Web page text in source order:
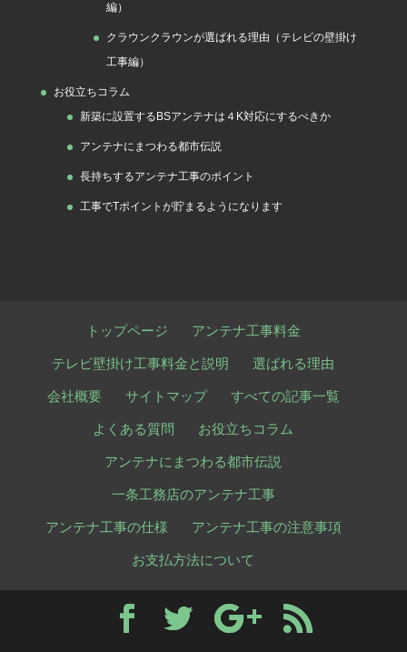
編）
クラウンクラウンが選ばれる理由（テレビの壁掛け
工事編）
お役立ちコラム
新築に設置するBSアンテナは４K対応にするべきか
アンテナにまつわる都市伝説
長持ちするアンテナ工事のポイント
工事でTポイントが貯まるようになります
トップページ アンテナ工事料金
テレビ壁掛け工事料金と説明 選ばれる理由
会社概要 サイトマップ すべての記事一覧
よくある質問 お役立ちコラム
アンテナにまつわる都市伝説
一条工務店のアンテナ工事
アンテナ工事の仕様 アンテナ工事の注意事項
お支払方法について